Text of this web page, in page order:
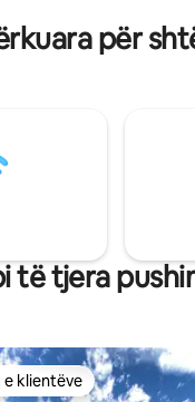
Banesa ka 4 dhoma
kuzhinierësh, pamje të
përsosur buzë plazhit! E
PËR KAFSHË
për
të tjera
klientëve
klientëve